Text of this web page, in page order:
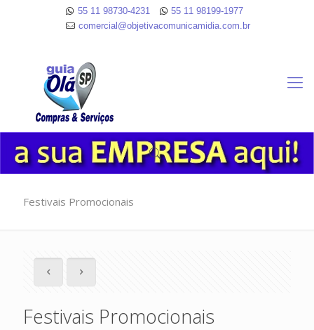
55 11 98730-4231
55 11 98199-1977
comercial@objetivacomunicamidia.com.br
Festivais Promocionais
Festivais Promocionais